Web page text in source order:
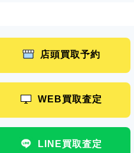
店頭買取予約
WEB買取査定
LINE買取査定